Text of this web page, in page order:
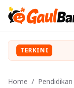
TERKINI
Home / Pendidikan